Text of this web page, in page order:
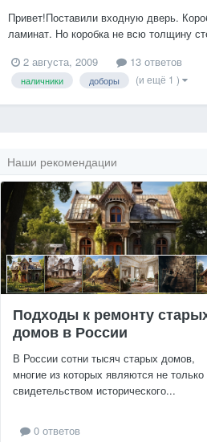
Привет!Поставили входную дверь.
ламинат. Но коробка не всю толщину
деревянных дверей и если да, то как,
2 августа, 2009 13 ответов
наличники доборы (и ещё 1 )
Наши рекомендации
Подходы к ремонту
домов в России
В России сотни тысяч старых домов,
многие из которых являются не только
свидетельством исторического...
0 ответов